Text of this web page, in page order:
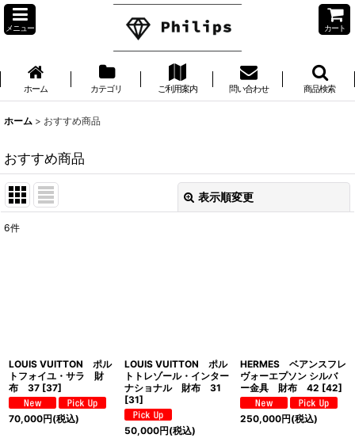
メニュー カート
ホーム カテゴリ ご利用案内 問い合わせ 商品検索
ホーム > おすすめ商品
おすすめ商品
表示順変更
6件
LOUIS VUITTON ポル
トフォイユ・サラ 財
布 37 [37]
70,000円(税込)
LOUIS VUITTON ポル
トトレゾール・インター
ナショナル 財布 31
[31]
50,000円(税込)
HERMES ベアンスフレ
ヴォーエプソン シルバ
ー金具 財布 42 [42]
250,000円(税込)